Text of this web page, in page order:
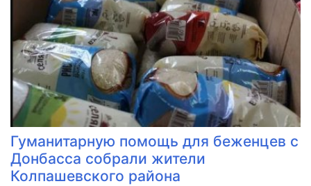
Гуманитарную помощь для беженцев с
Донбасса собрали жители
Колпашевского района